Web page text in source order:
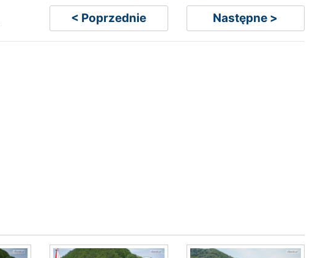
< Poprzednie Następne >